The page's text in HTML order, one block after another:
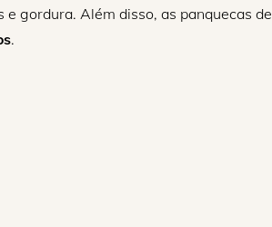
gordura. Além disso, as panquecas de
.